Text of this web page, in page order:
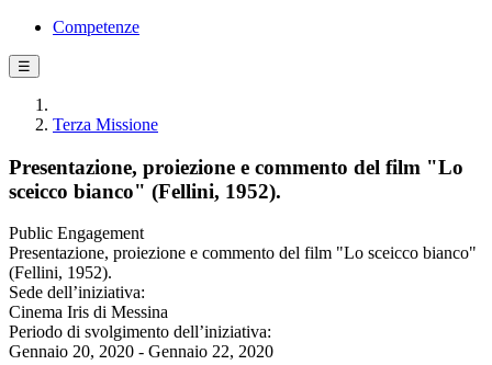
Competenze
☰
Terza Missione
Presentazione, proiezione e commento del film "Lo
sceicco bianco" (Fellini, 1952).
Public Engagement
Presentazione, proiezione e commento del film "Lo sceicco bianco"
(Fellini, 1952).
Sede dell’iniziativa:
Cinema Iris di Messina
Periodo di svolgimento dell’iniziativa:
Gennaio 20, 2020 - Gennaio 22, 2020